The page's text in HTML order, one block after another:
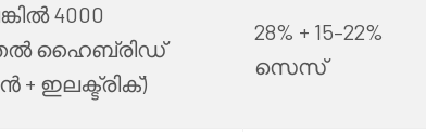
4000
ഹൈബ്രിഡ്
ഇലക്ട്രിക്)
28% + 15–22%
സെസ്